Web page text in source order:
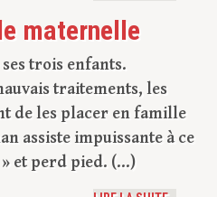
maternelle
trois enfants.
traitements, les
de les placer en famille
assiste impuissante à ce
et perd pied. (...)